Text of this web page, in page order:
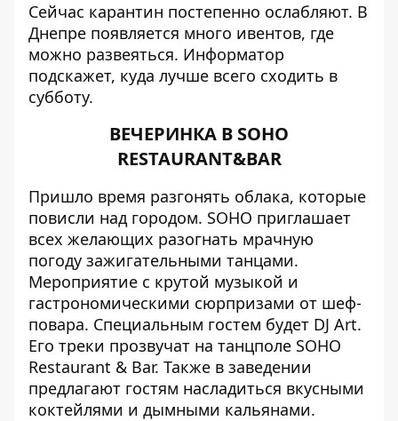
Сейчас карантин постепенно ослабляют. В
Днепре появляется много ивентов, где
можно развеяться. Информатор
подскажет, куда лучше всего сходить в
субботу.
ВЕЧЕРИНКА В SOHO
RESTAURANT&BAR
Пришло время разгонять облака, которые
повисли над городом. SOHO приглашает
всех желающих разогнать мрачную
погоду зажигательными танцами.
Мероприятие с крутой музыкой и
гастрономическими сюрпризами от шеф-
повара. Специальным гостем будет DJ Art.
Его треки прозвучат на танцполе SOHO
Restaurant & Bar. Также в заведении
предлагают гостям насладиться вкусными
коктейлями и дымными кальянами.